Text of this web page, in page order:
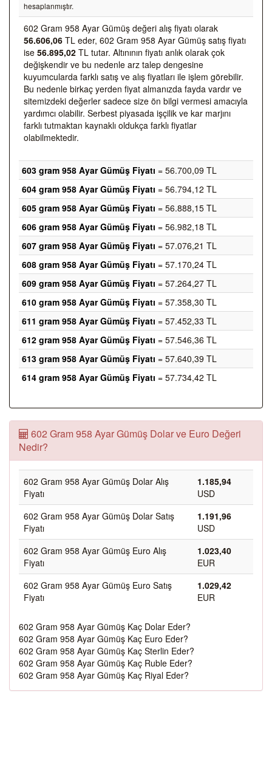
hesaplanmıştır.
602 Gram 958 Ayar Gümüş değeri alış fiyatı olarak
56.606,06 TL eder, 602 Gram 958 Ayar Gümüş satış fiyatı
ise 56.895,02 TL tutar. Altınının fiyatı anlık olarak çok
değişkendir ve bu nedenle arz talep dengesine
kuyumcularda farklı satış ve alış fiyatları ile işlem görebilir.
Bu nedenle birkaç yerden fiyat almanızda fayda vardır ve
sitemizdeki değerler sadece size ön bilgi vermesi amacıyla
yardımcı olabilir. Serbest piyasada işçilik ve kar marjını
farklı tutmaktan kaynaklı oldukça farklı fiyatlar
olabilmektedir.
603 gram 958 Ayar Gümüş Fiyatı = 56.700,09 TL
604 gram 958 Ayar Gümüş Fiyatı = 56.794,12 TL
605 gram 958 Ayar Gümüş Fiyatı = 56.888,15 TL
606 gram 958 Ayar Gümüş Fiyatı = 56.982,18 TL
607 gram 958 Ayar Gümüş Fiyatı = 57.076,21 TL
608 gram 958 Ayar Gümüş Fiyatı = 57.170,24 TL
609 gram 958 Ayar Gümüş Fiyatı = 57.264,27 TL
610 gram 958 Ayar Gümüş Fiyatı = 57.358,30 TL
611 gram 958 Ayar Gümüş Fiyatı = 57.452,33 TL
612 gram 958 Ayar Gümüş Fiyatı = 57.546,36 TL
613 gram 958 Ayar Gümüş Fiyatı = 57.640,39 TL
614 gram 958 Ayar Gümüş Fiyatı = 57.734,42 TL
602 Gram 958 Ayar Gümüş Dolar ve Euro Değeri
Nedir?
602 Gram 958 Ayar Gümüş Dolar Alış
Fiyatı
1.185,94
USD
602 Gram 958 Ayar Gümüş Dolar Satış
Fiyatı
1.191,96
USD
602 Gram 958 Ayar Gümüş Euro Alış
Fiyatı
1.023,40
EUR
602 Gram 958 Ayar Gümüş Euro Satış
Fiyatı
1.029,42
EUR
602 Gram 958 Ayar Gümüş Kaç Dolar Eder?
602 Gram 958 Ayar Gümüş Kaç Euro Eder?
602 Gram 958 Ayar Gümüş Kaç Sterlin Eder?
602 Gram 958 Ayar Gümüş Kaç Ruble Eder?
602 Gram 958 Ayar Gümüş Kaç Riyal Eder?